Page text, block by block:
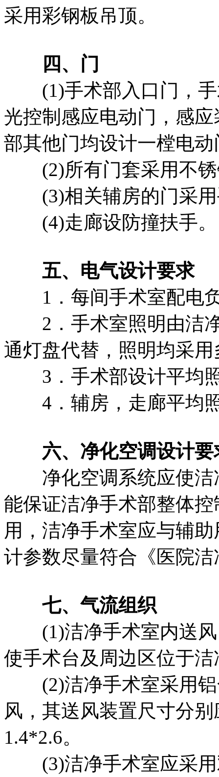
采用彩钢板吊顶。
四、门
(1)手术部入口门，手
光控制感应电动门，感
部其他门均设计一樘电动
(2)所有门套采用不锈
(3)相关辅房的门采用
(4)走廊设防撞扶手。
五、电气设计要求
1．每间手术室配电负
2．手术室照明由洁净
通灯盘代替，照明均采
3．手术部设计平均照
4．辅房，走廊平均照
六、净化空调设计要
净化空调系统应使洁
能保证洁净手术部整体
用，洁净手术室应与辅
计参数尽量符合《医院
七、气流组织
(1)洁净手术室内送风
使手术台及周边区位于
(2)洁净手术室采用铝
风，其送风装置尺寸分
1.4*2.6。
(3)洁净手术室应采用